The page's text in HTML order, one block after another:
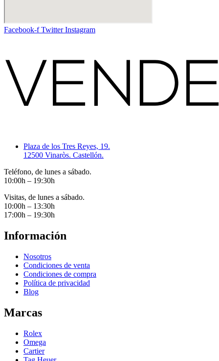
Facebook-f Twitter Instagram
Plaza de los Tres Reyes, 19.
12500 Vinaròs. Castellón.
Teléfono, de lunes a sábado.
10:00h – 19:30h
Visitas, de lunes a sábado.
10:00h – 13:30h
17:00h – 19:30h
Información
Nosotros
Condiciones de venta
Condiciones de compra
Política de privacidad
Blog
Marcas
Rolex
Omega
Cartier